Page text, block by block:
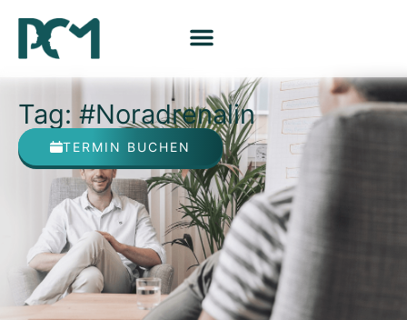
Tag: #Noradrenalin
TERMIN BUCHEN